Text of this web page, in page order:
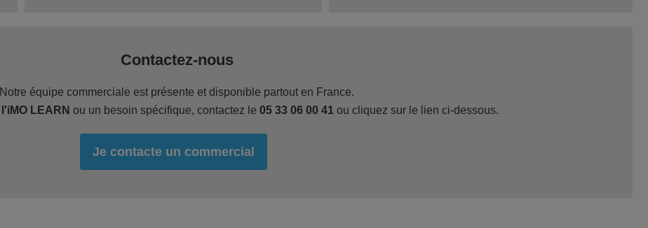
Contactez-nous
Notre équipe commerciale est présente et disponible partout en France.
l'iMO LEARN ou un besoin spécifique, contactez le 05 33 06 00 41 ou cliquez sur le lien ci-dessous.
Je contacte un commercial